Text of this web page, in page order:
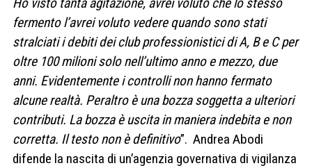
Ho visto tanta agitazione, avrei voluto che lo stesso
fermento l’avrei voluto vedere quando sono stati
stralciati i debiti dei club professionistici di A, B e C per
oltre 100 milioni solo nell’ultimo anno e mezzo, due
anni. Evidentemente i controlli non hanno fermato
alcune realtà. Peraltro è una bozza soggetta a ulteriori
contributi. La bozza è uscita in maniera indebita e non
corretta. Il testo non è definitivo”. Andrea Abodi
difende la nascita di un’agenzia governativa di vigilanza